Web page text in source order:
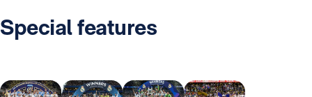
Special features